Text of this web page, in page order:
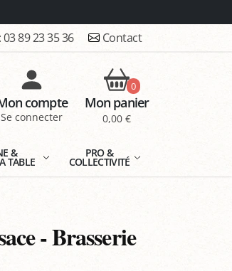
03 89 23 35 36 Contact
compte
Se connecter
0
Mon panier
0,00 €
&
TABLE
PRO &
COLLECTIVITÉ
- Brasserie